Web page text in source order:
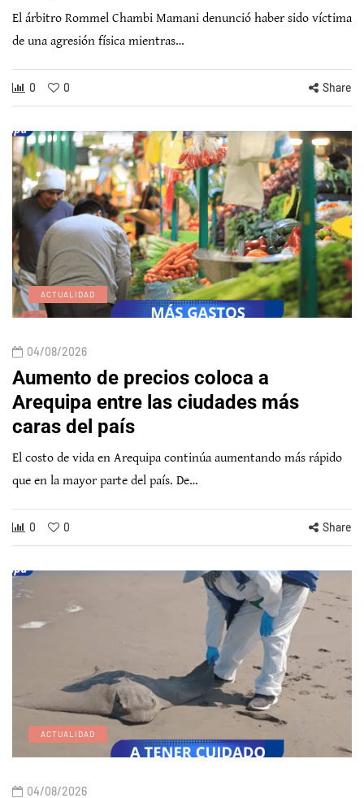
El árbitro Rommel Chambi Mamani denunció haber sido víctima
de una agresión física mientras…
0 0 Share
ACTUALIDAD
04/08/2026
Aumento de precios coloca a
Arequipa entre las ciudades más
caras del país
El costo de vida en Arequipa continúa aumentando más rápido
que en la mayor parte del país. De…
0 0 Share
ACTUALIDAD
04/08/2026